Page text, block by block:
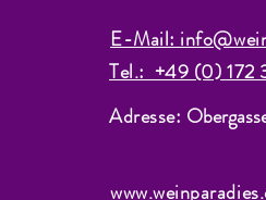
E-Mail:
Tel.: +49 (0) 172
Adresse: